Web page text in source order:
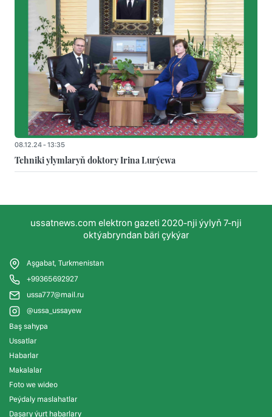
08.12.24 - 13:35
Tehniki ylymlaryň doktory Irina Lurýewa
ussatnews.com elektron gazeti 2020-nji ýylyň 7-nji
oktýabryndan bäri çykýar
Aşgabat, Turkmenistan
+99365692927
ussa777@mail.ru
@ussa_ussayew
Baş sahypa
Ussatlar
Habarlar
Makalalar
Foto we wideo
Peýdaly maslahatlar
Daşary ýurt habarlary